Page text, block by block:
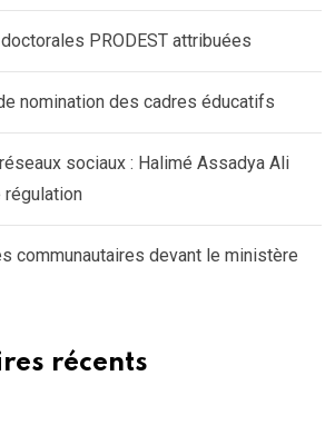
PRODEST attribuées
nomination des cadres éducatifs
sociaux : Halimé Assadya Ali
régulation
communautaires devant le ministère
récents